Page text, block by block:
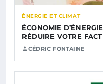
ÉNERGIE ET CLIMAT
ÉCONOMIE
RÉDUIRE VOTRE
CÉDRIC FONTAINE